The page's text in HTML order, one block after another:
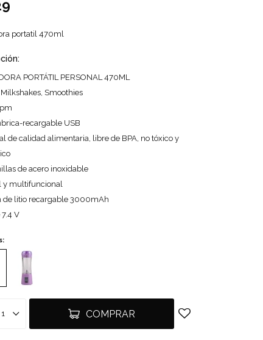
portatil 470ml
PORTÁTIL PERSONAL 470ML
Smoothies
recargable USB
de calidad alimentaria, libre de BPA, no tóxico y
de acero inoxidable
y multifuncional
de litio recargable 3000mAh
V
1 COMPRAR